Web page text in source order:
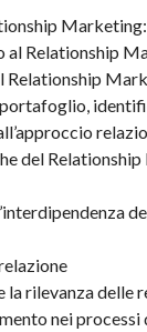
Marketing:
al Relationship
Relationship
del
rilevanza delle
nei processi